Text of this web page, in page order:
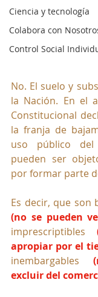
Ciencia y tecnología
Colabora con
Control Social
No. El suelo y
la Nación. En el
Constitucional
la franja de
uso público
pueden ser
por formar parte
(no se pueden
imprescriptibles
apropiar por el
inembargables
excluir del